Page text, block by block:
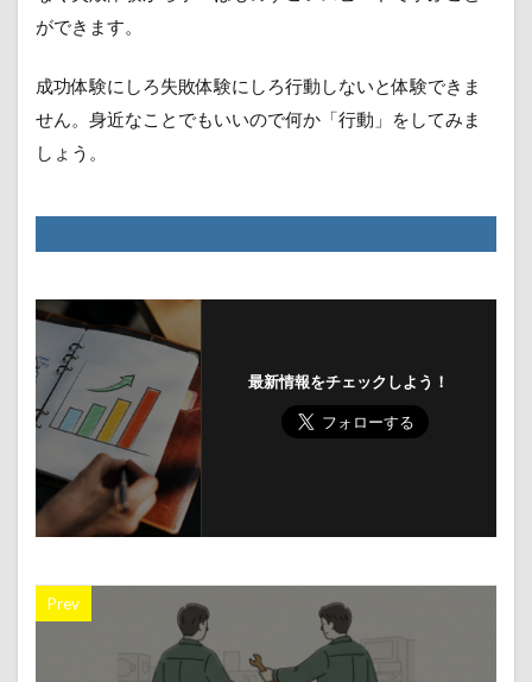
ができます。
成功体験にしろ失敗体験にしろ行動しないと体験できま
せん。身近なことでもいいので何か「行動」をしてみま
しょう。
最新情報をチェックしよう！
Prev